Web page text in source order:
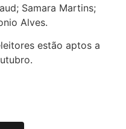
Samara Martins;
Alves.
estão aptos a